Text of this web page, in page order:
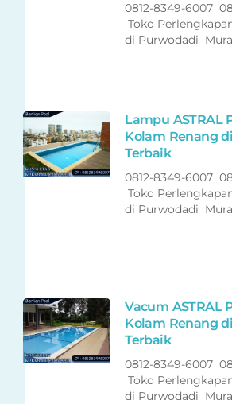
0812-8349-6007
Toko
di Purwodadi
Lampu ASTRAL
Kolam Renang
Terbaik
0812-8349-6007
Toko
di Purwodadi
Vacum ASTRAL
Kolam Renang
Terbaik
0812-8349-6007
Toko
di Purwodadi